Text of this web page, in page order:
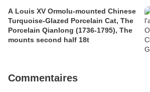
A Louis XV Ormolu-mounted Chinese
Turquoise-Glazed Porcelain Cat, The
Porcelain Qianlong (1736-1795), The
mounts second half 18t
Commentaires